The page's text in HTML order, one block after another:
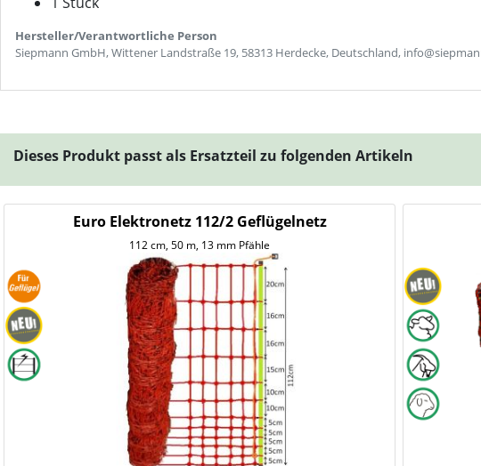
Hersteller/Verantwortliche Person
Siepmann GmbH, Wittener Landstraße 19, 58313 Herdecke, Deutschland,
Dieses Produkt passt als Ersatzteil zu folgenden Artikeln
Euro Elektronetz 112/2 Geflügelnetz
112 cm, 50 m, 13 mm Pfähle